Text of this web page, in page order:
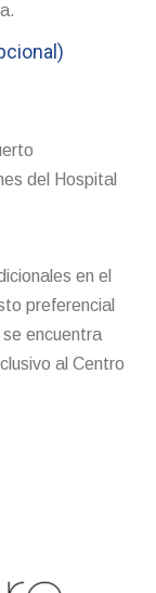
del Hospital
en el
preferencial
encuentra
al Centro